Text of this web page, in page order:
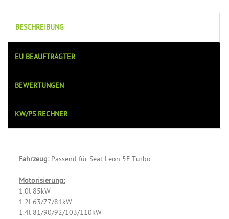
BESCHREIBUNG
EU BEAUFTRAGTER
BEWERTUNGEN
KW/PS RECHNER
Fahrzeug:Passend für Seat Leon 5F Turbo
Motorisierung:
1.0l 85kW
1.2l 63/77/81kW
1.4l 81/90/92/103/110kW